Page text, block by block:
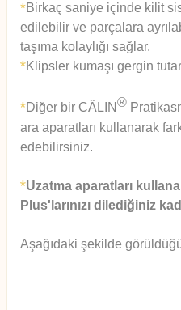
*Birkaç saniye içinde kilit
edilebilir ve parçalara
taşıma kolaylığı sağlar.
*Klipsler kumaşı gergin
*Diğer bir CÂLIN®
ara aparatları kullanarak
edebilirsiniz.
*Uzatma aparatları
Plus'larınızı dilediğiniz
Aşağıdaki şekilde